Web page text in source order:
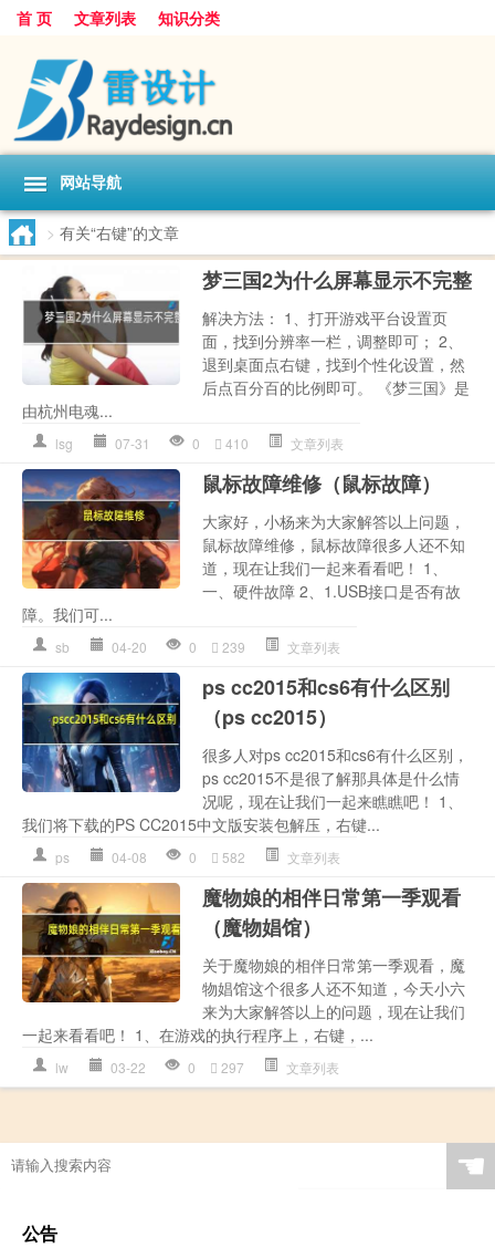
首 页 文章列表 知识分类
网站导航
> 有关“右键”的文章
梦三国2为什么屏幕显示不完整
解决方法： 1、打开游戏平台设置页
面，找到分辨率一栏，调整即可； 2、
退到桌面点右键，找到个性化设置，然
后点百分百的比例即可。 《梦三国》是
由杭州电魂...
lsg 07-31 0 410 文章列表
鼠标故障维修（鼠标故障）
大家好，小杨来为大家解答以上问题，
鼠标故障维修，鼠标故障很多人还不知
道，现在让我们一起来看看吧！ 1、
一、硬件故障 2、1.USB接口是否有故
障。我们可...
sb 04-20 0 239 文章列表
ps cc2015和cs6有什么区别
（ps cc2015）
很多人对ps cc2015和cs6有什么区别，
ps cc2015不是很了解那具体是什么情
况呢，现在让我们一起来瞧瞧吧！ 1、
我们将下载的PS CC2015中文版安装包解压，右键...
ps 04-08 0 582 文章列表
魔物娘的相伴日常第一季观看
（魔物娼馆）
关于魔物娘的相伴日常第一季观看，魔
物娼馆这个很多人还不知道，今天小六
来为大家解答以上的问题，现在让我们
一起来看看吧！ 1、在游戏的执行程序上，右键，...
lw 03-22 0 297 文章列表
☚
公告